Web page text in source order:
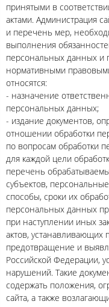
принятыми в
актами. Администрация
и перечень мер,
выполнения
персональных данных и
нормативными
относятся:
- назначение
персональных данных;
- издание документов,
отношении обработки
по вопросам обработки
для каждой цели
перечень
субъектов,
способы, сроки их
персональных данных
при наступлении иных
актов,
предотвращение и
Российской Федерации,
нарушений. Такие
содержать положения,
сайта, а также